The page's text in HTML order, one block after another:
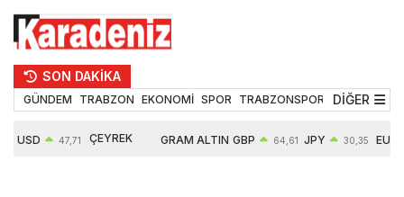
SON DAKİKA
GÜNDEM TRABZON EKONOMİ SPOR TRABZONSPOR TEKNOLOJİ
DİĞER
USD 47,71 ÇEYREK GRAM ALTIN GBP 64,61 JPY 30,35 EUR